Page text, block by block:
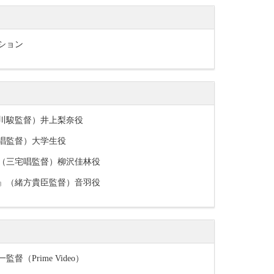
ョン
駿監督）井上梨奈役
監督）大学生役
三宅唱監督）柳沢佳林役
（緒方貴臣監督）音羽役
督（Prime Video）